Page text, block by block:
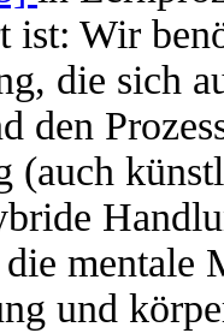
ist: Wir
die sich
den
(auch
mentale
und